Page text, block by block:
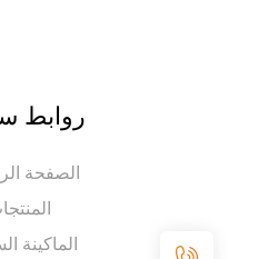
روابط سريعة
الصفحة الرئيسية
المنتجات
الماكينة الساخنة